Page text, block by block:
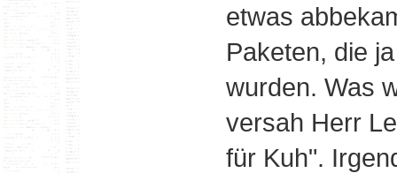
etwas
Paketen, die
wurden. Was
versah Herr
für Kuh".